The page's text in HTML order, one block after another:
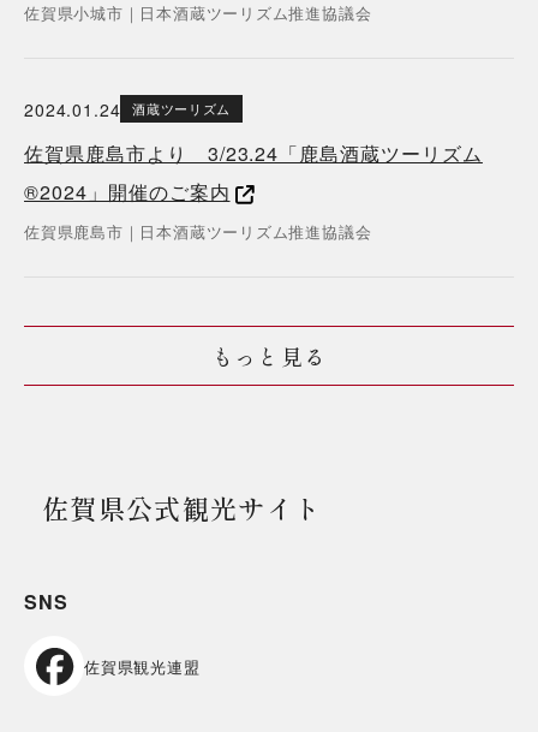
佐賀県小城市 ｜ 日本酒蔵ツーリズム推進協議会
2024.01.24 酒蔵ツーリズム
佐賀県鹿島市より 3/23.24「鹿島酒蔵ツーリズム
®2024」開催のご案内
佐賀県鹿島市 ｜ 日本酒蔵ツーリズム推進協議会
もっと見る
佐賀県公式観光サイト
SNS
佐賀県観光連盟